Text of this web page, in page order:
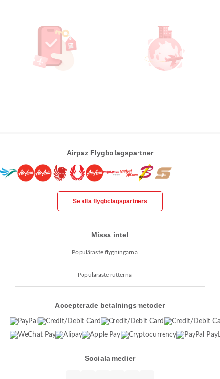
Airpaz Flygbolagspartner
Se alla flygbolagspartners
Missa inte!
Populäraste flygningarna
Populäraste rutterna
Accepterade betalningsmetoder
Sociala medier